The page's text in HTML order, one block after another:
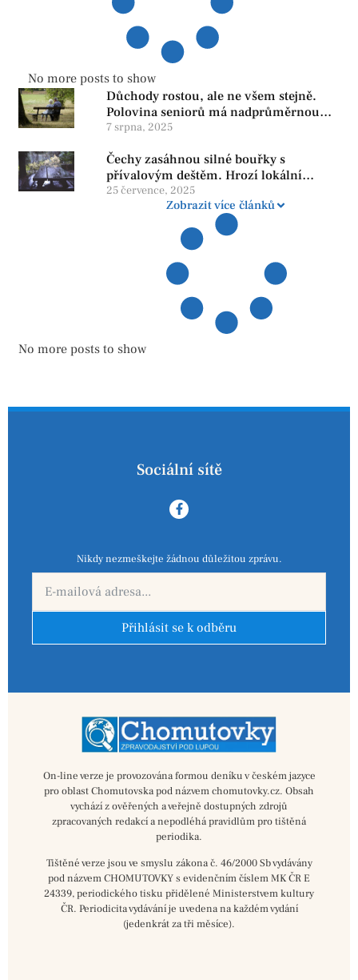
No more posts to show
Důchody rostou, ale ne všem stejně.
Polovina seniorů má nadprůměrnou
penzi, tisíce však žijí pod hranicí
reformy
7 srpna, 2025
Čechy zasáhnou silné bouřky s
přívalovým deštěm. Hrozí lokální
zatopení
25 července, 2025
Zobrazit více článků
No more posts to show
Sociální sítě
Nikdy nezmeškejte žádnou důležitou zprávu.
Přihlásit se k odběru
On-line verze je provozována formou deníku v českém jazyce
pro oblast Chomutovska pod názvem chomutovky.cz. Obsah
vychází z ověřených a veřejně dostupných zdrojů
zpracovaných redakcí a nepodléhá pravidlům pro tištěná
periodika.
Tištěné verze jsou ve smyslu zákona č. 46/2000 Sb vydávány
pod názvem CHOMUTOVKY s evidenčním číslem MK ČR E
24339, periodického tisku přidělené Ministerstvem kultury
ČR. Periodicita vydávání je uvedena na každém vydání
(jedenkrát za tři měsíce).